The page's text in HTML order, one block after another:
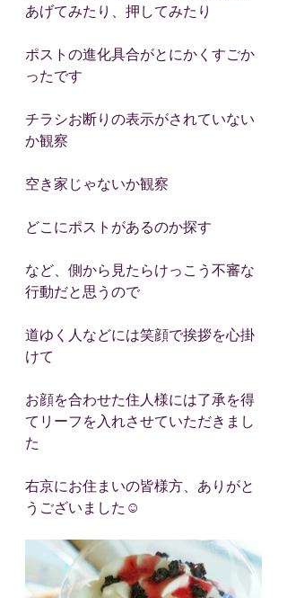
あげてみたり、押してみたり
ポストの進化具合がとにかくすごか
ったです
チラシお断りの表示がされていない
か観察
空き家じゃないか観察
どこにポストがあるのか探す
など、側から見たらけっこう不審な
行動だと思うので
道ゆく人などには笑顔で挨拶を心掛
けて
お顔を合わせた住人様には了承を得
てリーフを入れさせていただきまし
た
右京にお住まいの皆様方、ありがと
うございました☺️